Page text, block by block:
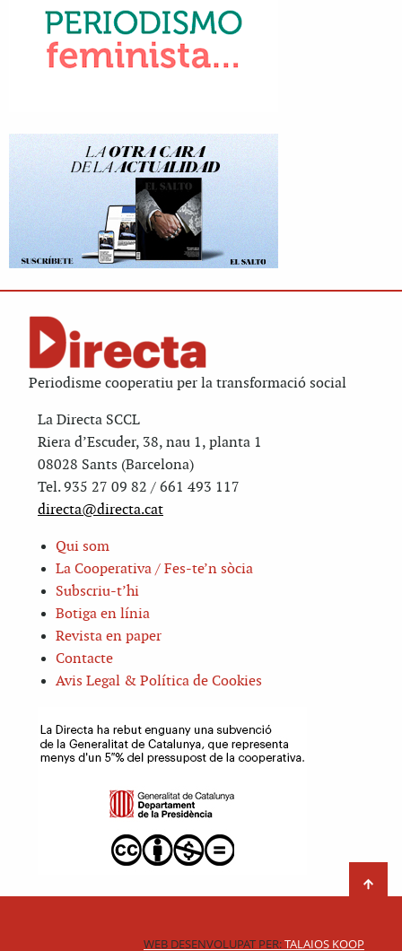
Periodisme cooperatiu per la transformació social
La Directa SCCL
Riera d’Escuder, 38, nau 1, planta 1
08028 Sants (Barcelona)
Tel. 935 27 09 82 / 661 493 117
directa@directa.cat
Qui som
La Cooperativa / Fes-te’n sòcia
Subscriu-t’hi
Botiga en línia
Revista en paper
Contacte
Avis Legal & Política de Cookies
WEB DESENVOLUPAT PER:TALAIOS KOOP